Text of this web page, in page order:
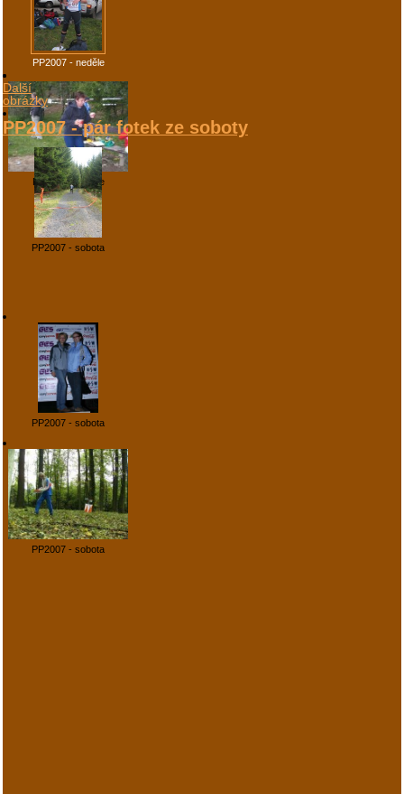
PP2007 - neděle
PP2007 - neděle
Další
obrázky
PP2007 - pár fotek ze soboty
PP2007 - sobota
PP2007 - sobota
PP2007 - sobota